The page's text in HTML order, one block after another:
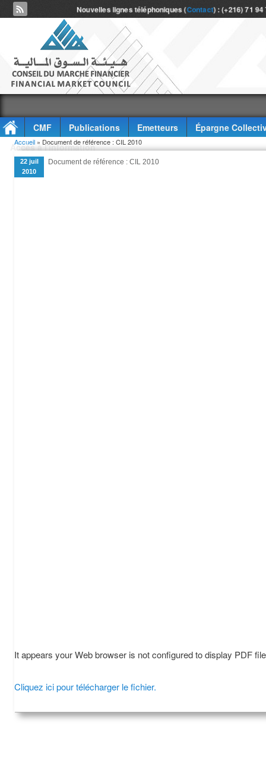
Nouvelles lignes téléphoniques (Contact) : (+216) 71
CMF Publications Emetteurs
Épargne
Accès à l'information
Vous êtes ici
Accueil » Document de référence : CIL 2010
22 juil
2010
Document de référence : CIL 2010
It appears your Web browser is not configured to display PDF
Cliquez ici pour télécharger le fichier.